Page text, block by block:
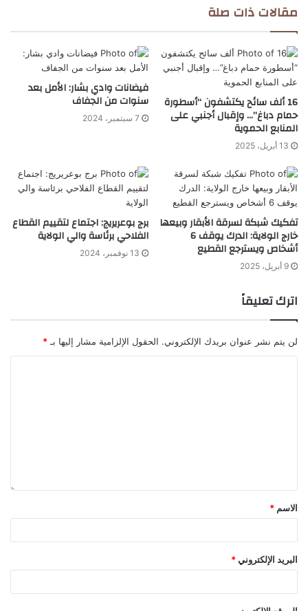
مقالات ذات صلة
16 ألف سائح يكتشفون “أسطورة
حمام دباغ”… وإقبال أجنبي على
المنابع الحموية
13 أبريل، 2025
فيضانات وادي بشار: الأمل بعد
سنوات من الجفاف
7 سبتمبر، 2024
تفكيك شبكة لسرقة الأبقار وبيعها
خارج الولاية: الدرك يوقف 6
أشخاص ويسترجع القطيع
9 أبريل، 2025
برج بوعريريج: اجتماع لتقييم القطاع
الفلاحي برئاسة والي الولاية
13 نوفمبر، 2024
اترك تعليقاً
لن يتم نشر عنوان بريدك الإلكتروني. الحقول الإلزامية مشار إليها بـ *
الاسم *
البريد الإلكتروني *